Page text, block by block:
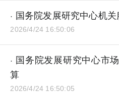
· 国务院发展研究中心机
2026/4/24 16:50:06
· 国务院发展研究中心市
算
2026/4/24 16:50:05